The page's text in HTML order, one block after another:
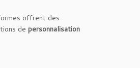
offrent des
de personnalisation